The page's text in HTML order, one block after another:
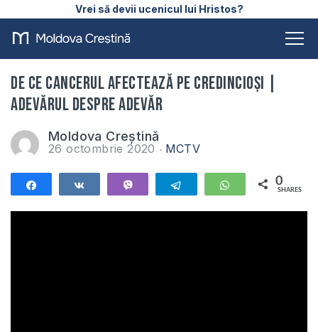
Vrei să devii ucenicul lui Hristos?
De ce cancerul afectează pe credincioși |
Adevărul despre Adevăr
Moldova Creștină
26 octombrie 2020 MCTV
Telegram WhatsApp
0
SHARES